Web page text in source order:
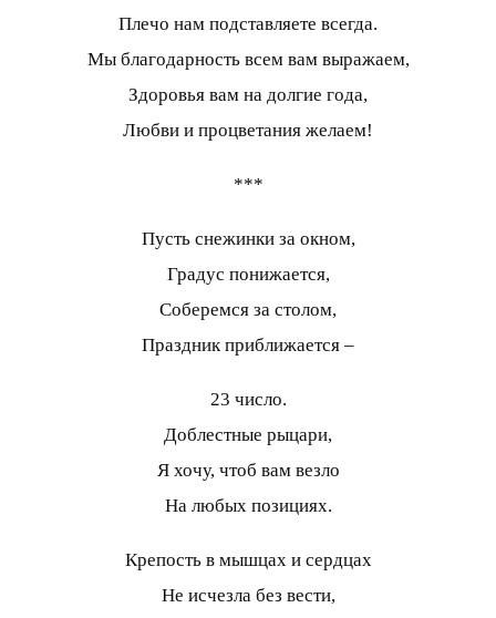
Плечо нам подставляете всегда.
Мы благодарность всем вам выражаем,
Здоровья вам на долгие года,
Любви и процветания желаем!
***
Пусть снежинки за окном,
Градус понижается,
Соберемся за столом,
Праздник приближается –
23 число.
Доблестные рыцари,
Я хочу, чтоб вам везло
На любых позициях.
Крепость в мышцах и сердцах
Не исчезла без вести,